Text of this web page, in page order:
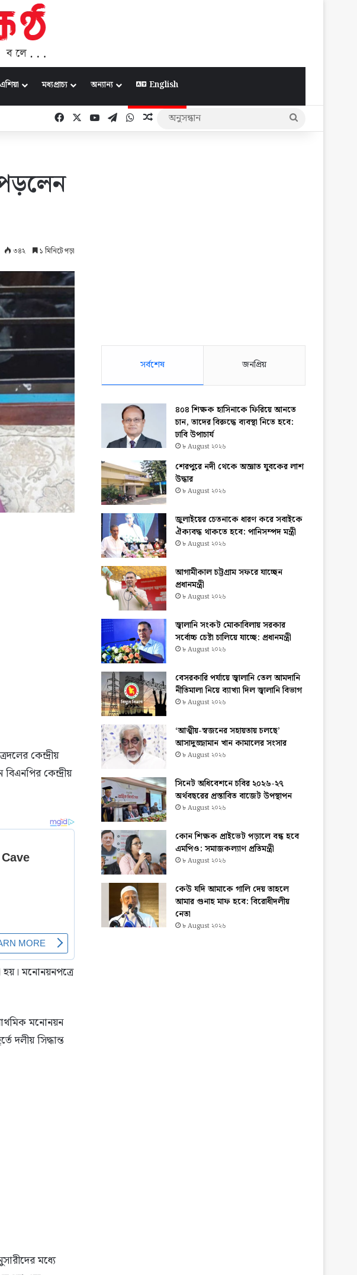
এশিয়া মধ্যপ্রাচ্য অন্যান্য English
Facebook YouTubeTelegramWhatsApp
Random Article
৩৪২ ১ মিনিটে পড়া
কেন্দ্রীয়
কেন্দ্রীয়
মনোনয়নপত্রে
মনোনয়ন
দলীয় সিদ্ধান্ত
মধ্যে
সর্বশেষ জনপ্রিয়
৪০৪ শিক্ষক হাসিনাকে ফিরিয়ে আনতে
চান, তাদের বিরুদ্ধে ব্যবস্থা নিতে হবে:
ঢাবি উপাচার্য
৮ August ২০২৬
শেরপুরে নদী থেকে অজ্ঞাত যুবকের লাশ
উদ্ধার
৮ August ২০২৬
জুলাইয়ের চেতনাকে ধারণ করে সবাইকে
ঐক্যবদ্ধ থাকতে হবে: পানিসম্পদ মন্ত্রী
৮ August ২০২৬
আগামীকাল চট্টগ্রাম সফরে যাচ্ছেন
প্রধানমন্ত্রী
৮ August ২০২৬
জ্বালানি সংকট মোকাবিলায় সরকার
সর্বোচ্চ চেষ্টা চালিয়ে যাচ্ছে: প্রধানমন্ত্রী
৮ August ২০২৬
বেসরকারি পর্যায়ে জ্বালানি তেল আমদানি
নীতিমালা নিয়ে ব্যাখ্যা দিল জ্বালানি বিভাগ
৮ August ২০২৬
‘আত্মীয়-স্বজনের সহায়তায় চলছে’
আসাদুজ্জামান খান কামালের সংসার
৮ August ২০২৬
সিনেট অধিবেশনে চবির ২০২৬-২৭
অর্থবছরের প্রস্তাবিত বাজেট উপস্থাপন
৮ August ২০২৬
কোন শিক্ষক প্রাইভেট পড়ালে বন্ধ হবে
এমপিও: সমাজকল্যাণ প্রতিমন্ত্রী
৮ August ২০২৬
কেউ যদি আমাকে গালি দেয় তাহলে
আমার গুনাহ মাফ হবে: বিরোধীদলীয়
নেতা
৮ August ২০২৬